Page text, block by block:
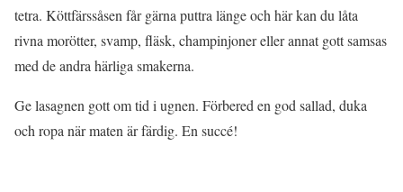
tetra. Köttfärssåsen får gärna puttra länge och här kan du låta
rivna morötter, svamp, fläsk, champinjoner eller annat gott samsas
med de andra härliga smakerna.
Ge lasagnen gott om tid i ugnen. Förbered en god sallad, duka
och ropa när maten är färdig. En succé!